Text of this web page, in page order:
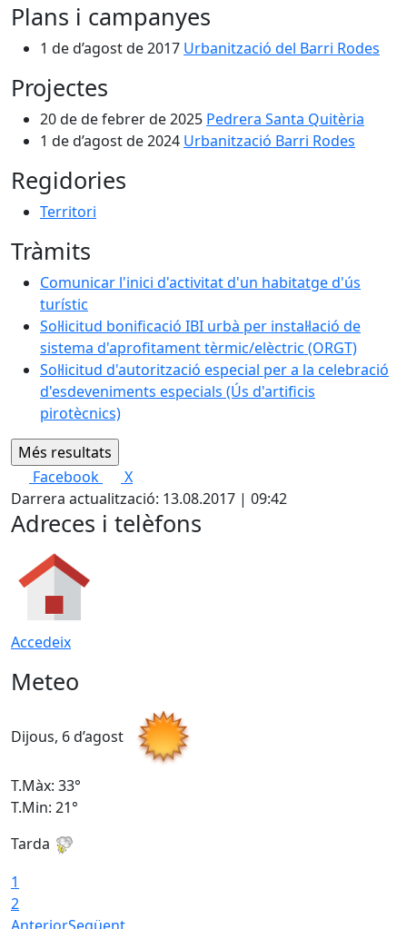
Plans i campanyes
1 de d’agost de 2017 Urbanització del Barri Rodes
Projectes
20 de de febrer de 2025 Pedrera Santa Quitèria
1 de d’agost de 2024 Urbanització Barri Rodes
Regidories
Territori
Tràmits
Comunicar l'inici d'activitat d'un habitatge d'ús
turístic
Sol·licitud bonificació IBI urbà per instal·lació de
sistema d'aprofitament tèrmic/elèctric (ORGT)
Sol·licitud d'autorització especial per a la celebració
d'esdeveniments especials (Ús d'artificis
pirotècnics)
Facebook
X
Darrera actualització: 13.08.2017 | 09:42
Adreces i telèfons
Accedeix
Meteo
Dijous, 6 d’agost
T.Màx: 33°
T.Min: 21°
Tarda
1
2